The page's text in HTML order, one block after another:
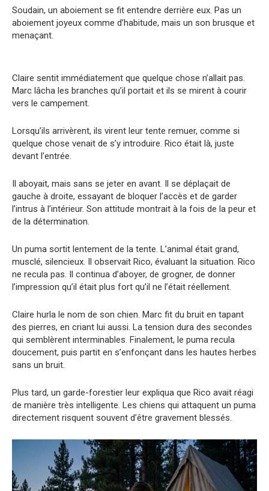
Soudain, un aboiement se fit entendre derrière eux. Pas un
aboiement joyeux comme d’habitude, mais un son brusque et
menaçant.
Claire sentit immédiatement que quelque chose n’allait pas.
Marc lâcha les branches qu’il portait et ils se mirent à courir
vers le campement.
Lorsqu’ils arrivèrent, ils virent leur tente remuer, comme si
quelque chose venait de s’y introduire. Rico était là, juste
devant l’entrée.
Il aboyait, mais sans se jeter en avant. Il se déplaçait de
gauche à droite, essayant de bloquer l’accès et de garder
l’intrus à l’intérieur. Son attitude montrait à la fois de la peur et
de la détermination.
Un puma sortit lentement de la tente. L’animal était grand,
musclé, silencieux. Il observait Rico, évaluant la situation. Rico
ne recula pas. Il continua d’aboyer, de grogner, de donner
l’impression qu’il était plus fort qu’il ne l’était réellement.
Claire hurla le nom de son chien. Marc fit du bruit en tapant
des pierres, en criant lui aussi. La tension dura des secondes
qui semblèrent interminables. Finalement, le puma recula
doucement, puis partit en s’enfonçant dans les hautes herbes
sans un bruit.
Plus tard, un garde-forestier leur expliqua que Rico avait réagi
de manière très intelligente. Les chiens qui attaquent un puma
directement risquent souvent d’être gravement blessés.